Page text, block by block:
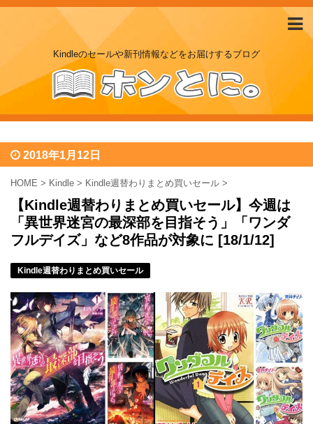
Kindleのセールや新刊情報などをお届けするブログ
2018年1月12日
HOME > Kindle > Kindle週替わりまとめ買いセール >
【Kindle週替わりまとめ買いセール】今週は
「異世界迷宮の最深部を目指そう」「ワンダ
フルデイズ」など8作品が対象に [18/1/12]
Kindle週替わりまとめ買いセール